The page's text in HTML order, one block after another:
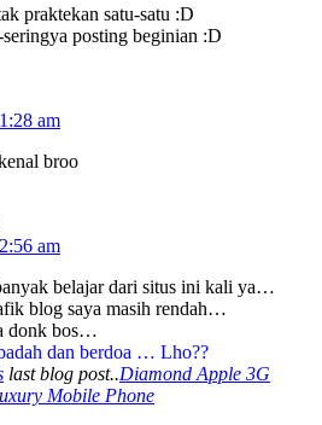
praktekan satu-satu :D
posting beginian :D
am
broo
am
belajar dari situs ini kali ya…
blog saya masih rendah…
donk bos…
dan berdoa … Lho??
last blog post..Diamond Apple 3G
Mobile Phone